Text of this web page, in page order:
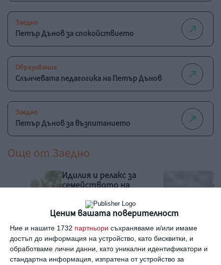
Ценим вашата поверителност
Ние и нашите 1732 партньори съхраняваме и/или имаме
достъп до информация на устройство, като бисквитки, и
обработваме лични данни, като уникални идентификатори и
стандартна информация, изпратена от устройство за
Заедно
Петър Дънов за спокойствието
Образование
Слънчевата педагогика на Петър Дънов
Заедно
Петър Дънов за възпитанието
Още от Заедно
Идилия и релакс за
семейството на